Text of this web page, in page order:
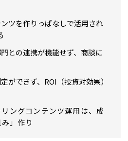
ツを作りっぱなしで活用され
との連携が機能せず、商談に
ができず、ROI（投資対効果）
ングコンテンツ運用は、成
」作り